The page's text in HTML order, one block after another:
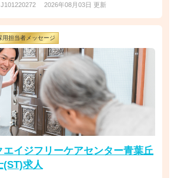
2026年08月03日 更新
用担当者メッセージ
エイジフリーケアセンター青葉丘
(ST)求人